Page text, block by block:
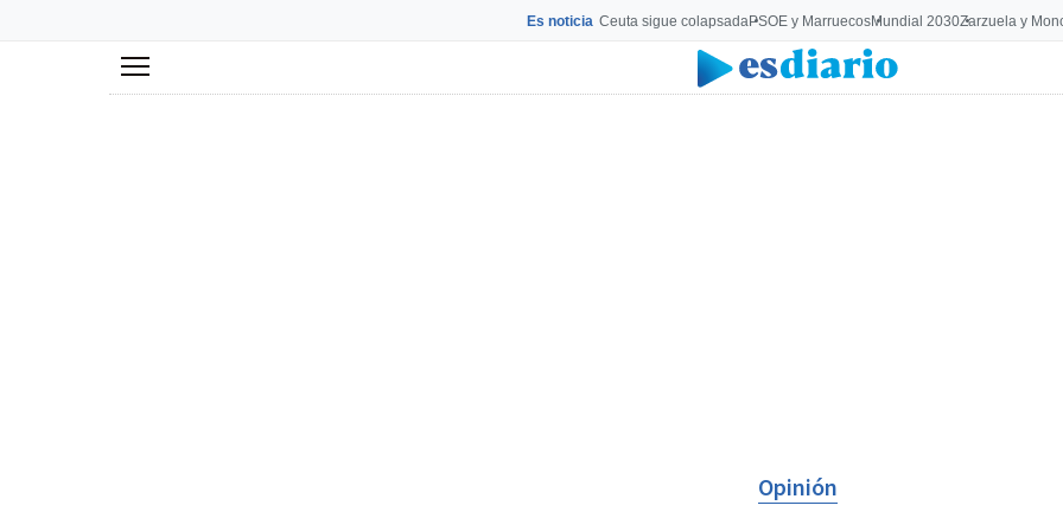
Es noticia Ceuta sigue colapsadaPSOE y MarruecosMundial 2030Zarzuela y
Menú
Opinión